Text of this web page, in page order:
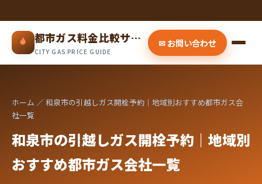
都市ガス料金比較サイト
CITY GAS PRICE GUIDE
✉ お問い合わせ
ホーム ／ 和泉市の引越しガス開栓予約｜地域別おすすめ都市ガス会
社一覧
和泉市の引越しガス開栓予約｜地域別
おすすめ都市ガス会社一覧